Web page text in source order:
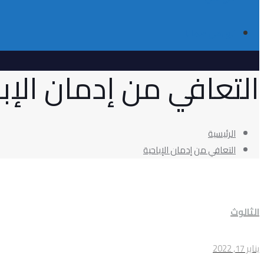
التعافي من إدمان
الرئيسية
التعافي من إدمان الإباحية
الثالوث
يناير 17, 2022